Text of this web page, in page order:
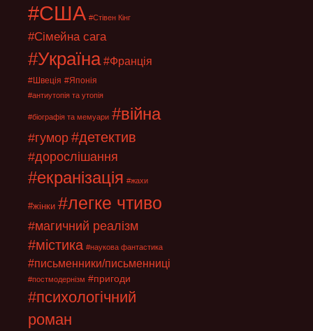
#США #Стівен Кінг
#Сімейна сага
#Україна #Франція
#Швеція #Японія
#антиутопія та утопія
#біографія та мемуари #війна
#гумор #детектив
#дорослішання
#екранізація #жахи
#жінки #легке чтиво
#магичний реалізм
#містика #наукова фантастика
#письменники/письменниці
#постмодернізм #пригоди
#психологічний
роман